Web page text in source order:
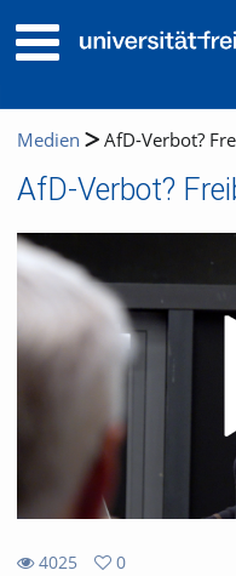
Medien AfD-Verbot?
AfD-Verbot?
4025
0